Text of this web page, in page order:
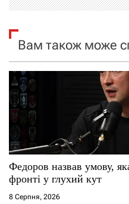
і
я
з
а
п
и
с
і
Вам також може
Федоров назвав умову,
фронті у глухий кут
8 Серпня, 2026